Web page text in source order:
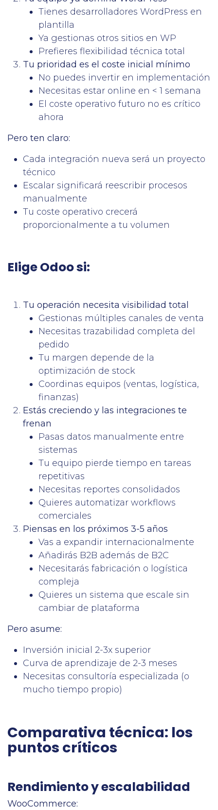
Tienes desarrolladores WordPress en
plantilla
Ya gestionas otros sitios en WP
Prefieres flexibilidad técnica total
Tu prioridad es el coste inicial mínimo
No puedes invertir en implementación
Necesitas estar online en < 1 semana
El coste operativo futuro no es crítico
ahora
Pero ten claro:
Cada integración nueva será un proyecto
técnico
Escalar significará reescribir procesos
manualmente
Tu coste operativo crecerá
proporcionalmente a tu volumen
Elige Odoo si:
Tu operación necesita visibilidad total
Gestionas múltiples canales de venta
Necesitas trazabilidad completa del
pedido
Tu margen depende de la
optimización de stock
Coordinas equipos (ventas, logística,
finanzas)
Estás creciendo y las integraciones te
frenan
Pasas datos manualmente entre
sistemas
Tu equipo pierde tiempo en tareas
repetitivas
Necesitas reportes consolidados
Quieres automatizar workflows
comerciales
Piensas en los próximos 3-5 años
Vas a expandir internacionalmente
Añadirás B2B además de B2C
Necesitarás fabricación o logística
compleja
Quieres un sistema que escale sin
cambiar de plataforma
Pero asume:
Inversión inicial 2-3x superior
Curva de aprendizaje de 2-3 meses
Necesitas consultoría especializada (o
mucho tiempo propio)
Comparativa técnica: los
puntos críticos
Rendimiento y escalabilidad
WooCommerce: